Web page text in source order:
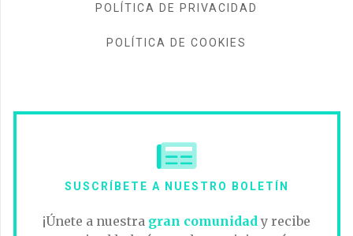
POLÍTICA DE PRIVACIDAD
POLÍTICA DE COOKIES
SUSCRÍBETE A NUESTRO BOLETÍN
¡Únete a nuestra gran comunidad y recibe